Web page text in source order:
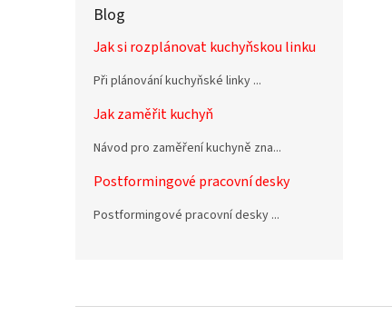
Blog
Jak si rozplánovat kuchyňskou linku
Při plánování kuchyňské linky ...
Jak zaměřit kuchyň
Návod pro zaměření kuchyně zna...
Postformingové pracovní desky
Postformingové pracovní desky ...